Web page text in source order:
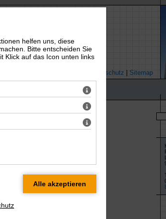
merkel
Datenschutz Sitemap
helfen uns, diese
Bitte entscheiden Sie
Klick auf das Icon unten links